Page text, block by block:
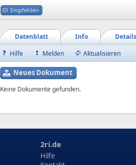
Empfehlen
Details
Info
Datenblatt
Hilfe Melden Aktualisieren
Neues Dokument
Keine Dokumente gefunden.
2ri.de
Hilfe